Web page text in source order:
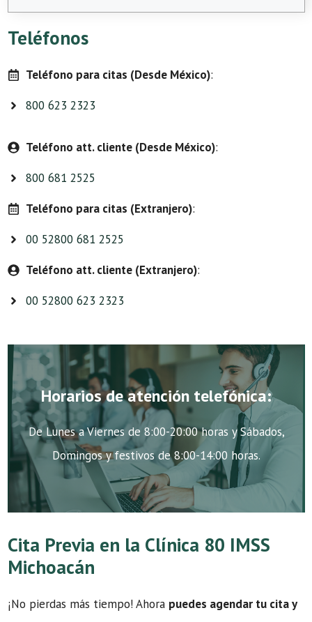
Teléfonos
Teléfono para citas (Desde México):
800 623 2323
Teléfono att. cliente (Desde México):
800 681 2525
Teléfono para citas (Extranjero):
00 52800 681 2525
Teléfono att. cliente (Extranjero):
00 52800 623 2323
Horarios de atención telefónica:
De Lunes a Viernes de 8:00-20:00 horas y Sábados,
Domingos y festivos de 8:00-14:00 horas.
Cita Previa en la Clínica 80 IMSS
Michoacán
¡No pierdas más tiempo! Ahora puedes agendar tu cita y